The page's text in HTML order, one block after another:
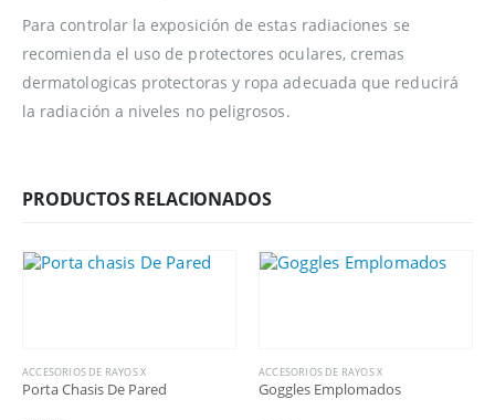
Para controlar la exposición de estas radiaciones se
recomienda el uso de protectores oculares, cremas
dermatologicas protectoras y ropa adecuada que reducirá
la radiación a niveles no peligrosos.
PRODUCTOS RELACIONADOS
ACCESORIOS DE RAYOS X
Porta Chasis De Pared
ACCESORIOS DE RAYOS X
Goggles Emplomados